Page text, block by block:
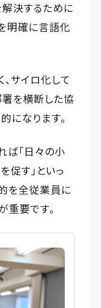
解決するために
明確に言語化
サイロ化して
署を横断した協
になります。
ば「日々の小
促す」といっ
を全従業員に
重要です。